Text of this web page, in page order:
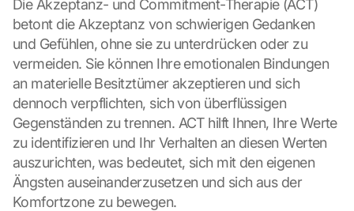
Die Akzeptanz- und Commitment-Therapie (ACT)
betont die Akzeptanz von schwierigen Gedanken
und Gefühlen, ohne sie zu unterdrücken oder zu
vermeiden. Sie können Ihre emotionalen Bindungen
an materielle Besitztümer akzeptieren und sich
dennoch verpflichten, sich von überflüssigen
Gegenständen zu trennen. ACT hilft Ihnen, Ihre Werte
zu identifizieren und Ihr Verhalten an diesen Werten
auszurichten, was bedeutet, sich mit den eigenen
Ängsten auseinanderzusetzen und sich aus der
Komfortzone zu bewegen.